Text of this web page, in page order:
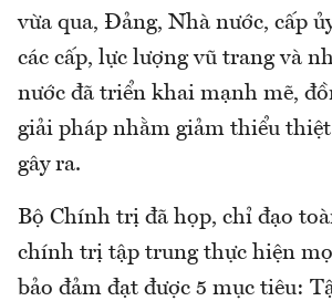
vừa qua, Đảng, Nhà nước, cấp
các cấp, lực lượng vũ trang và
nước đã triển khai mạnh mẽ,
giải pháp nhằm giảm thiểu
gây ra.
Bộ Chính trị đã họp, chỉ đạo
chính trị tập trung thực hiện
bảo đảm đạt được 5 mục tiêu: